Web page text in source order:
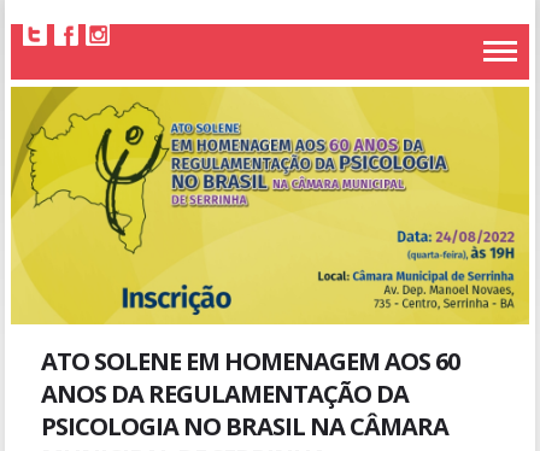
ATO SOLENE EM HOMENAGEM AOS 60
ANOS DA REGULAMENTAÇÃO DA
PSICOLOGIA NO BRASIL NA CÂMARA